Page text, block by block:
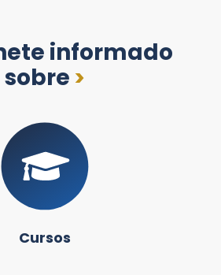
informado
sobre >
Cursos